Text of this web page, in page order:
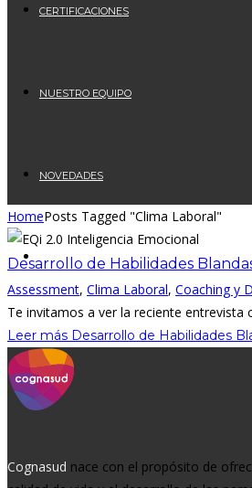
CERTIFICACIONES
NUESTRO EQUIPO
NOVEDADES
CONTÁCTANOS
HomePosts Tagged "Clima Laboral"
Desarrollo de Habilidades
Assessment, Clima Laboral, Coaching y
Te invitamos a ver la reciente entrevista
Leer más Desarrollo de Habilidades
Cognasud nace con el propósito de